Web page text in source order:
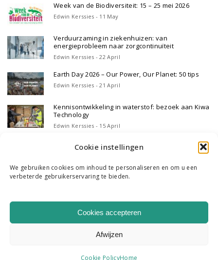
Cookie instellingen
We gebruiken cookies om inhoud te personaliseren en om u een
verbeterde gebruikerservaring te bieden.
Cookies accepteren
Afwijzen
Cookie PolicyHome
Week van de Biodiversiteit: 15 – 25 mei 2026
Edwin Kerssies - 11 May
Verduurzaming in ziekenhuizen: van
energieprobleem naar zorgcontinuïteit
Edwin Kerssies - 22 April
Earth Day 2026 – Our Power, Our Planet: 50 tips
Edwin Kerssies - 21 April
Kennisontwikkeling in waterstof: bezoek aan Kiwa
Technology
Edwin Kerssies - 15 April
WIE WE ZIJN ONS TEAM